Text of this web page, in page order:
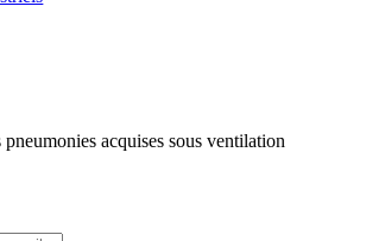
acquises sous ventilation